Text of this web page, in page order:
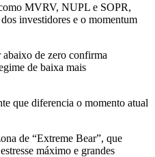
MVRV, NUPL e SOPR,
investidores e o momentum
de zero confirma
de baixa mais
que diferencia o momento atual
de “Extreme Bear”, que
máximo e grandes